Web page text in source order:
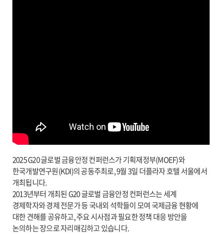
2025 G20 글로벌 금융안정 컨퍼런스가 기획재정부(MOEF)와
한국개발연구원(KDI)의 공동주최로, 9월 3일 더플라자 호텔 서울에서
개최됩니다.
2013년부터 개최된 G20 글로벌 금융안정 컨퍼런스는 세계
경제학자와 경제 전문가 등 국내외 석학들이 모여 국제금융 현황에
대한 견해를 공유하고, 주요 시사점과 필요한 정책 대응 방안을
논의하는 장으로 자리매김하고 있습니다.